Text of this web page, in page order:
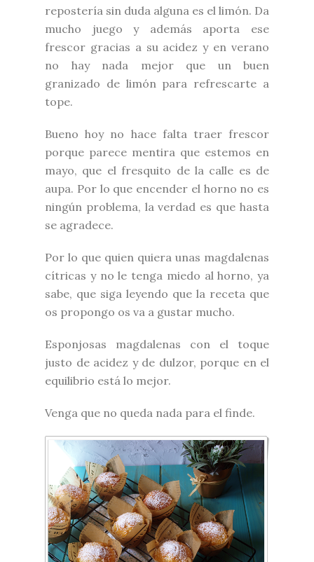
repostería sin duda alguna es el limón. Da
mucho juego y además aporta ese
frescor gracias a su acidez y en verano
no hay nada mejor que un buen
granizado de limón para refrescarte a
tope.
Bueno hoy no hace falta traer frescor
porque parece mentira que estemos en
mayo, que el fresquito de la calle es de
aupa. Por lo que encender el horno no es
ningún problema, la verdad es que hasta
se agradece.
Por lo que quien quiera unas magdalenas
cítricas y no le tenga miedo al horno, ya
sabe, que siga leyendo que la receta que
os propongo os va a gustar mucho.
Esponjosas magdalenas con el toque
justo de acidez y de dulzor, porque en el
equilibrio está lo mejor.
Venga que no queda nada para el finde.